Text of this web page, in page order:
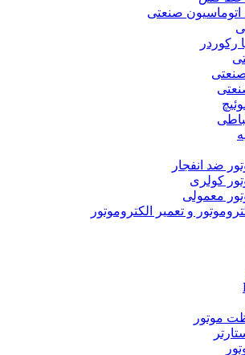
اتوماسیون صنعتی
رکوردر
ضد انفجار
کولری
معمولی
و تعمیر الکتروموتور
موتور